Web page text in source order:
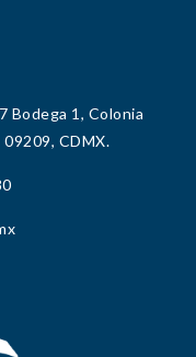
Bodega 1, Colonia
09209, CDMX.